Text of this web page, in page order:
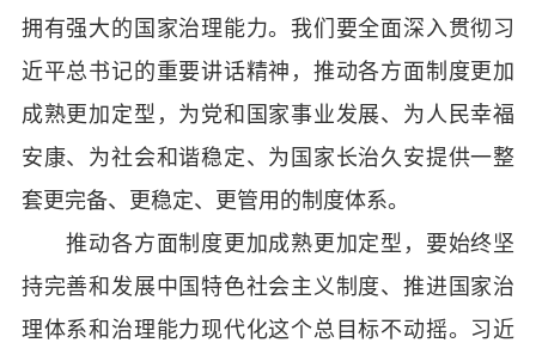
拥有强大的国家治理能力。我们要全面深入贯彻习
近平总书记的重要讲话精神，推动各方面制度更加
成熟更加定型，为党和国家事业发展、为人民幸福
安康、为社会和谐稳定、为国家长治久安提供一整
套更完备、更稳定、更管用的制度体系。
推动各方面制度更加成熟更加定型，要始终坚
持完善和发展中国特色社会主义制度、推进国家治
理体系和治理能力现代化这个总目标不动摇。习近